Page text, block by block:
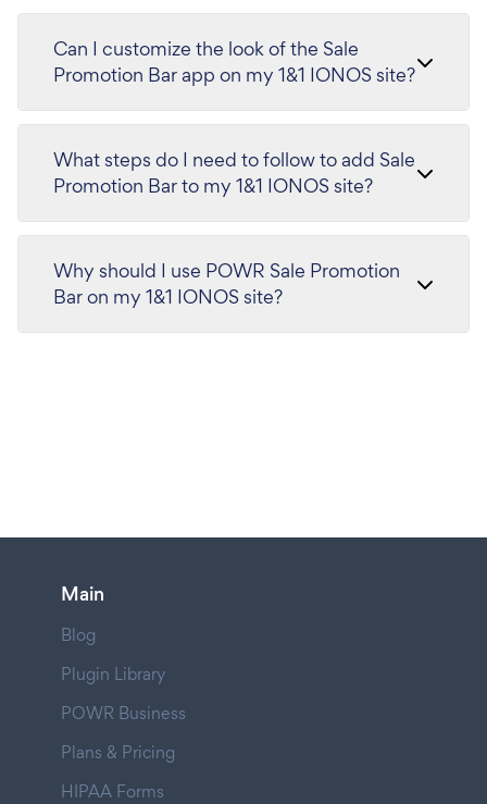
Can I customize the look of the Sale
Promotion Bar app on my 1&1 IONOS site?
What steps do I need to follow to add Sale
Promotion Bar to my 1&1 IONOS site?
Why should I use POWR Sale Promotion
Bar on my 1&1 IONOS site?
Main
Blog
Plugin Library
POWR Business
Plans & Pricing
HIPAA Forms